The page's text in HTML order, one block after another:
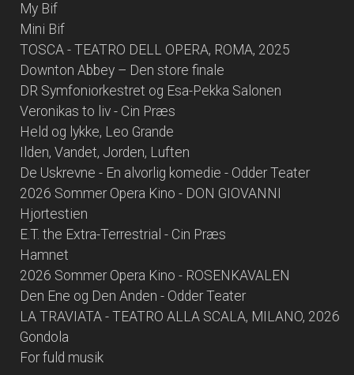
My Bif
Mini Bif
TOSCA - TEATRO DELL OPERA, ROMA, 2025
Downton Abbey – Den store finale
DR Symfoniorkestret og Esa-Pekka Salonen
Veronikas to liv - Cin Præs
Held og lykke, Leo Grande
Ilden, Vandet, Jorden, Luften
De Uskrevne - En alvorlig komedie - Odder Teater
2026 Sommer Opera Kino - DON GIOVANNI
Hjortestien
E.T. the Extra-Terrestrial - Cin Præs
Hamnet
2026 Sommer Opera Kino - ROSENKAVALEN
Den Ene og Den Anden - Odder Teater
LA TRAVIATA - TEATRO ALLA SCALA, MILANO, 2026
Gondola
For fuld musik